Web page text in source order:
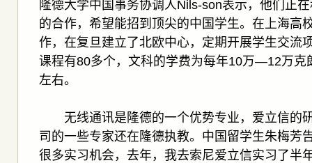
隆德大学中国事务协调人Nils-son表示，他们正
的合作，希望能招到顶尖的中国学生。在上海高
作，在复旦建立了北欧中心，定期开展学生交流
课程有80多个，文科的学费为每年10万—12万克
左右。
无线通讯是隆德的一个优势专业，爱立信的
司的一些专家还在隆德执教。中国留学生朱梅芳
很多实习机会，去年，我去索尼爱立信实习了半